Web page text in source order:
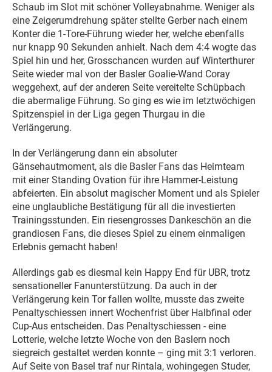
Schaub im Slot mit schöner Volleyabnahme. Weniger als
eine Zeigerumdrehung später stellte Gerber nach einem
Konter die 1-Tore-Führung wieder her, welche ebenfalls
nur knapp 90 Sekunden anhielt. Nach dem 4:4 wogte das
Spiel hin und her, Grosschancen wurden auf Winterthurer
Seite wieder mal von der Basler Goalie-Wand Coray
weggehext, auf der anderen Seite vereitelte Schüpbach
die abermalige Führung. So ging es wie im letztwöchigen
Spitzenspiel in der Liga gegen Thurgau in die
Verlängerung.
In der Verlängerung dann ein absoluter
Gänsehautmoment, als die Basler Fans das Heimteam
mit einer Standing Ovation für ihre Hammer-Leistung
abfeierten. Ein absolut magischer Moment und als Spieler
eine unglaubliche Bestätigung für all die investierten
Trainingsstunden. Ein riesengrosses Dankeschön an die
grandiosen Fans, die dieses Spiel zu einem einmaligen
Erlebnis gemacht haben!
Allerdings gab es diesmal kein Happy End für UBR, trotz
sensationeller Fanunterstützung. Da auch in der
Verlängerung kein Tor fallen wollte, musste das zweite
Penaltyschiessen innert Wochenfrist über Halbfinal oder
Cup-Aus entscheiden. Das Penaltyschiessen - eine
Lotterie, welche letzte Woche von den Baslern noch
siegreich gestaltet werden konnte – ging mit 3:1 verloren.
Auf Seite von Basel traf nur Rintala, wohingegen Studer,